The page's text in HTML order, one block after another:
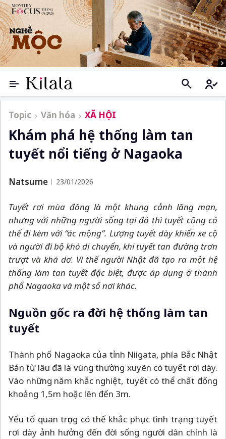
Topic Văn hóa XÃ HỘI
Khám phá hệ thống làm tan
tuyết nổi tiếng ở Nagaoka
Natsume 23/01/2026
Tuyết rơi mùa đông là một khung cảnh lãng mạn,
nhưng với những người sống tại đó thì tuyết cũng có
thể đi kèm với “ác mộng”. Lượng tuyết dày khiến xe cộ
và người đi bộ khó di chuyển, khi tuyết tan đường trơn
trượt và khá dơ. Vì thế người Nhật đã tạo ra một hệ
thống làm tan tuyết đặc biệt, được áp dụng ở thành
phố Nagaoka và một số nơi khác.
Nguồn gốc ra đời hệ thống làm tan
tuyết
Thành phố Nagaoka của tỉnh Niigata, phía Bắc Nhật
Bản từ lâu đã là vùng thường xuyên có tuyết rơi dày.
Vào những năm khắc nghiệt, tuyết có thể chất đống
khoảng 1,5m hoặc lên đến 3m.
Yếu tố quan trọng có thể khắc phục tình trạng tuyết
rơi dày ảnh hưởng đến đời sống người dân chính là